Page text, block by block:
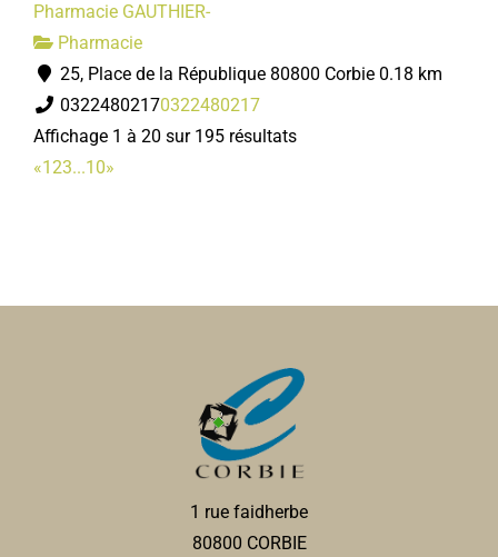
Pharmacie GAUTHIER-
Pharmacie
25, Place de la République 80800 Corbie 0.18 km
03224802170322480217
Affichage 1 à 20 sur 195 résultats
«123...10»
1 rue faidherbe
80800 CORBIE